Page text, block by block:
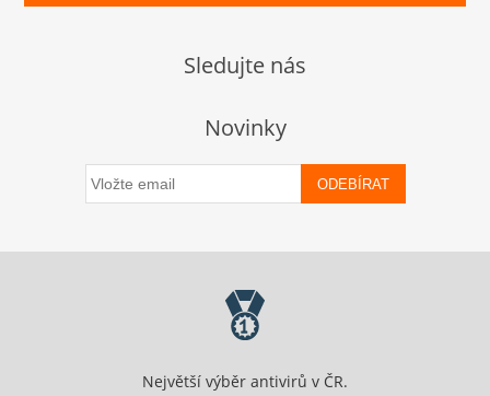
Sledujte nás
Novinky
ODEBÍRAT
Největší výběr antivirů v ČR.